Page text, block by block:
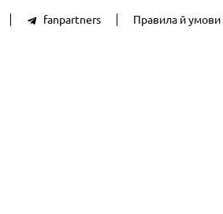
fanpartners Правила й умови